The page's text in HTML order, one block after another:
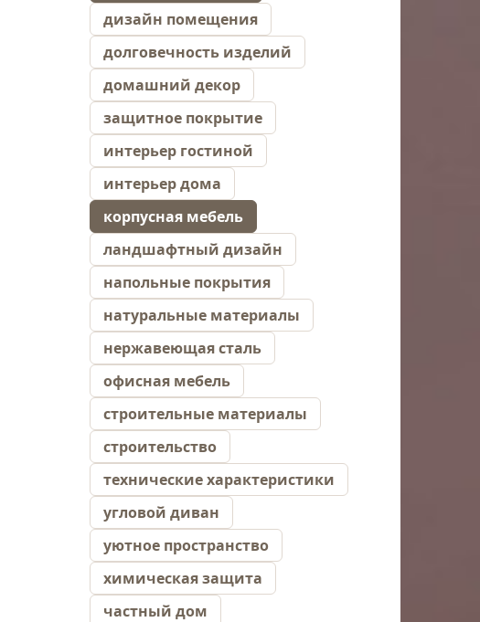
дизайн помещения
долговечность изделий
домашний декор
защитное покрытие
интерьер гостиной
интерьер дома
корпусная мебель
ландшафтный дизайн
напольные покрытия
натуральные материалы
нержавеющая сталь
офисная мебель
строительные материалы
строительство
технические характеристики
угловой диван
уютное пространство
химическая защита
частный дом